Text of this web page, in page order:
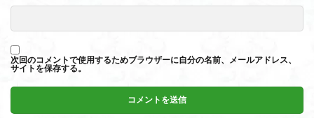
次回のコメントで使用するためブラウザーに自分の名前、メールアドレス、
サイトを保存する。